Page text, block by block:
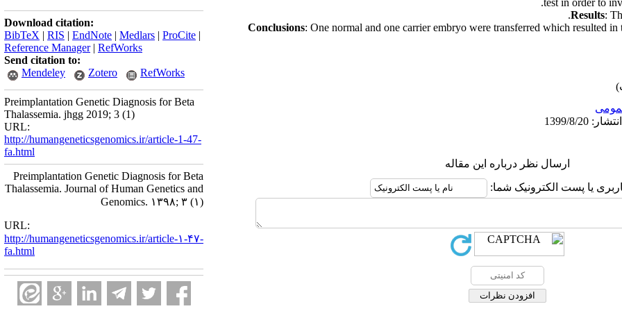
test in order to
Results:
Conclusions: One normal and one carrier embryo were transferred which resulted
ارسال نظر درباره این مقاله
یا پست الکترونیک شما:
Download citation:
BibTeX | RIS | EndNote | Medlars | ProCite |
Reference Manager| RefWorks
Send citation to:
Mendeley
Zotero RefWorks
Preimplantation Genetic Diagnosis for Beta
Thalassemia. jhgg 2019; 3 (1)
URL:
http://humangeneticsgenomics.ir/article-1-47-
fa.html
Preimplantation Genetic Diagnosis for Beta
Thalassemia. Journal of Human Genetics and
Genomics. ۱۳۹۸; ۳ (۱)
URL:
http://humangeneticsgenomics.ir/article-۱-۴۷-
fa.html